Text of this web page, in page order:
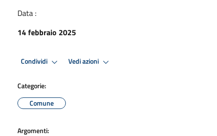
Data :
14 febbraio 2025
Condividi Vedi azioni
Categorie:
Comune
Argomenti: